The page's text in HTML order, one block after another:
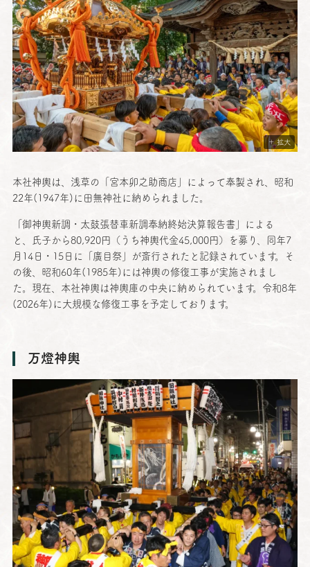
＋ 拡大
本社神輿は、 浅草 の「 宮本卯之助商店 」によって奉製 され、 昭和
22年(1947年)に 田無神社 に納められました。
御神輿新調 ・ 太鼓張替車新調奉納終始決算報告書」による
と、
氏子 から80,920円（うち 神輿代金45,000円）を募り、 同年7
月14日・15日に「
廣目祭」が斎行 されたと 記録されています。そ
の後、 昭和60年(1985年)には神輿の修復工事が実施 されまし
た。 現在 本社神輿は神輿庫 の中央 に納められています。 令和8年
(2026年)に 大規模な修復工事を予定 しております。
万燈神輿